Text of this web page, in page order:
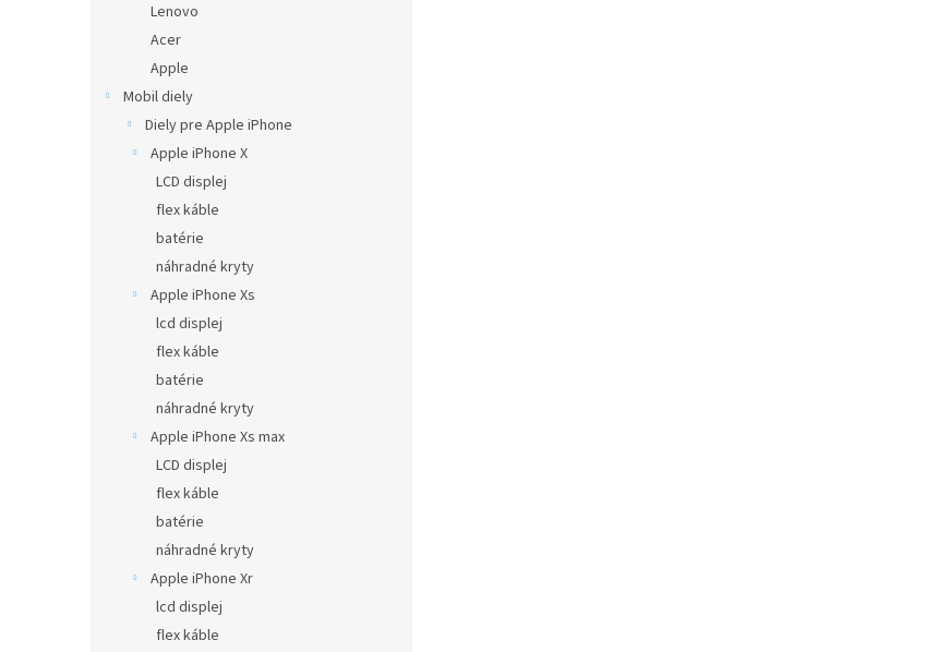
Lenovo
Acer
Apple
Mobil diely
Diely pre Apple iPhone
Apple iPhone X
LCD displej
flex káble
batérie
náhradné kryty
Apple iPhone Xs
lcd displej
flex káble
batérie
náhradné kryty
Apple iPhone Xs max
LCD displej
flex káble
batérie
náhradné kryty
Apple iPhone Xr
lcd displej
flex káble